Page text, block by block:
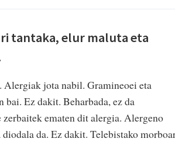
tantaka, elur maluta eta
Alergiak jota nabil. Gramineoei eta
Ez dakit. Beharbada, ez da
zerbaitek ematen dit alergia. Alergeno
da. Ez dakit. Telebistako